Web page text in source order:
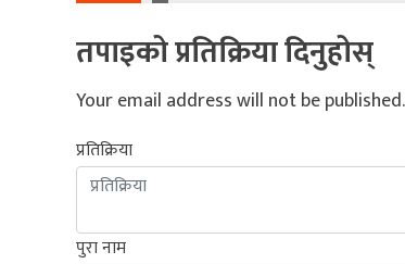
तपाइको प्रतिक्रिया दिनुहोस्
Your email address will not be published.
प्रतिक्रिया
पुरा नाम